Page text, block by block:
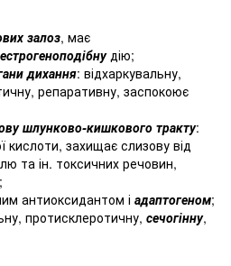
залоз, має
естрогеноподібну дію;
дихання: відхаркувальну,
репаративну, заспокоює
шлунково-кишкового тракту:
кислоти, захищає слизову від
та ін. токсичних речовин,
антиоксидантом і адаптогеном;
протисклеротичну, сечогінну,